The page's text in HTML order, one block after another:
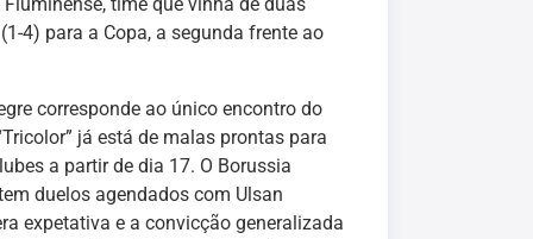
4) para a Copa, a segunda frente ao
corresponde ao único encontro do
já está de malas prontas para
a partir de dia 17. O Borussia
duelos agendados com Ulsan
expetativa e a convicção generalizada